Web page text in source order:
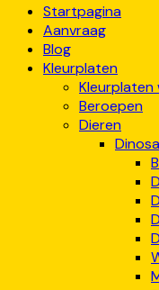
Startpagina
Aanvraag
Blog
Kleurplaten
Beroepen
Dieren